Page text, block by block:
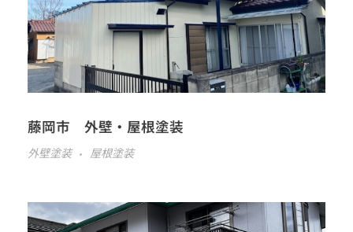
藤岡市 外壁・屋根塗装
外壁塗装 屋根塗装